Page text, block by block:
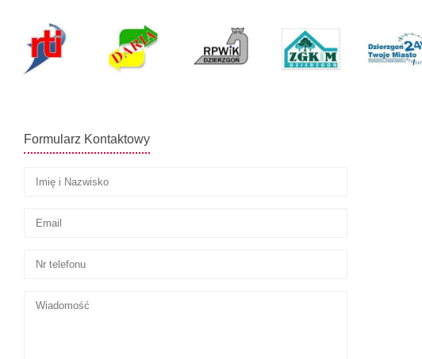
Formularz Kontaktowy